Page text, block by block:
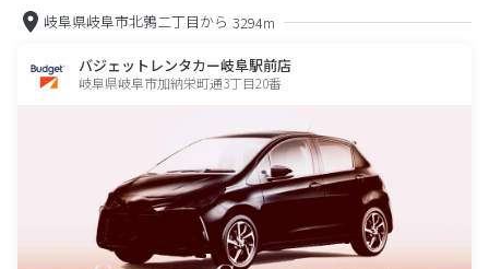
岐阜県岐阜市北鶉二丁目から 3294m
バジェットレンタカー岐阜駅前店
岐阜県岐阜市加納栄町通3丁目20番